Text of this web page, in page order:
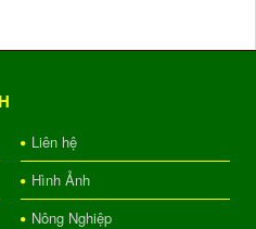
Liên hệ
Hình Ảnh
Nông Nghiệp